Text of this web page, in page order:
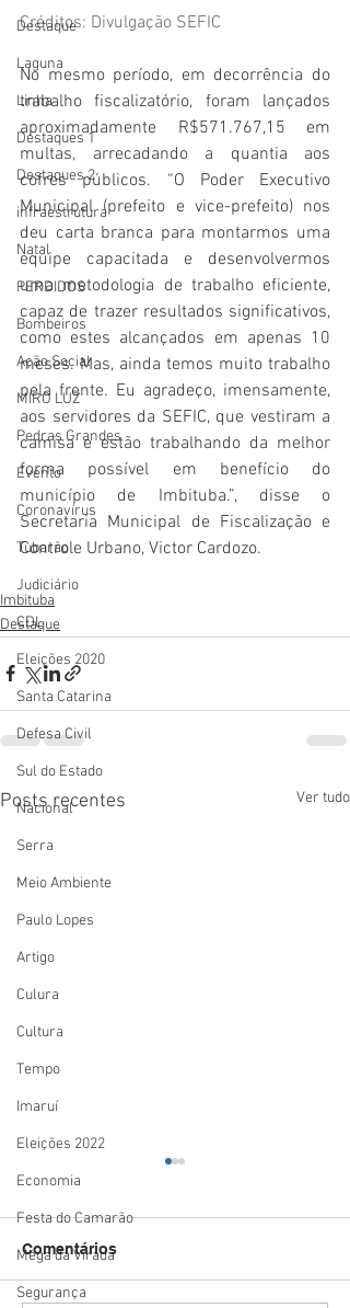
Destaque
Laguna
Linha
Destaques 1
Destaques 2
infraestrutura
Natal
PERDIDOS
Bombeiros
Ação Social
MIRO LUZ
Pedras Grandes
Evento
Coronavírus
Tubarão
Judiciário
CDL
Eleições 2020
Santa Catarina
Defesa Civil
Sul do Estado
Nacional
Serra
Meio Ambiente
Paulo Lopes
Artigo
Culura
Cultura
Tempo
Imaruí
Eleições 2022
Economia
Festa do Camarão
Mega da Virada
Segurança
Créditos: Divulgação SEFIC
No mesmo período, em decorrência do
trabalho fiscalizatório, foram lançados
aproximadamente R$571.767,15 em
multas, arrecadando a quantia aos
cofres públicos. “O Poder Executivo
Municipal (prefeito e vice-prefeito) nos
deu carta branca para montarmos uma
equipe capacitada e desenvolvermos
uma metodologia de trabalho eficiente,
capaz de trazer resultados significativos,
como estes alcançados em apenas 10
meses. Mas, ainda temos muito trabalho
pela frente. Eu agradeço, imensamente,
aos servidores da SEFIC, que vestiram a
camisa e estão trabalhando da melhor
forma possível em benefício do
município de Imbituba.”, disse o
Secretaria Municipal de Fiscalização e
Controle Urbano, Victor Cardozo.
Imbituba
Destaque
Posts recentes Ver tudo
Comentários